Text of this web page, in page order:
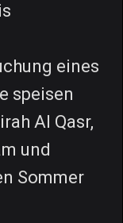
eines
speisen
Al Qasr,
und
Sommer